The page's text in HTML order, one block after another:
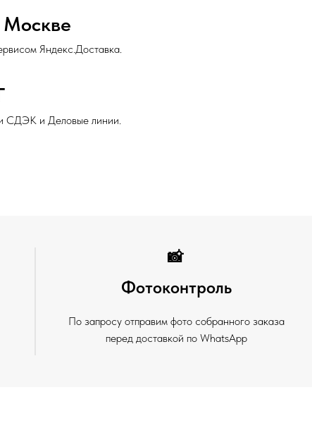
Москве
Яндекс.Доставка.
СДЭК и Деловые линии.
📸
Фотоконтроль
По запросу отправим фото собранного заказа
перед доставкой по WhatsApp